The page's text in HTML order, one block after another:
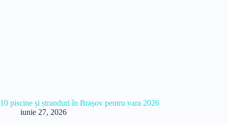
10 piscine și ștranduri în Brașov pentru vara 2026
iunie 27, 2026